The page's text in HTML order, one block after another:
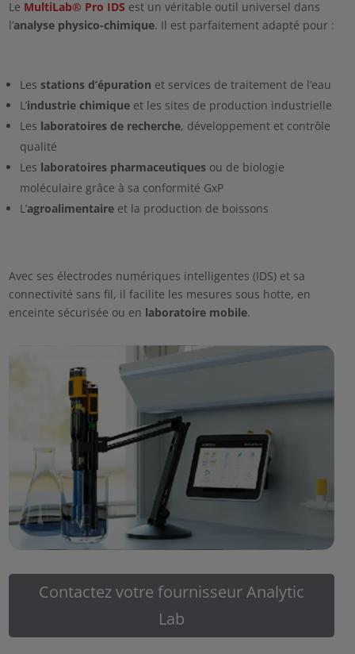
Le MultiLab® Pro IDS est un véritable outil universel dans
l’analyse physico-chimique. Il est parfaitement adapté pour :
Les stations d’épuration et services de traitement de l’eau
L’industrie chimiqueet les sites de production industrielle
Les laboratoires de recherche, développement et contrôle
qualité
Les laboratoires pharmaceutiquesou de biologie
moléculaire grâce à sa conformité GxP
L’agroalimentaireet la production de boissons
Avec ses électrodes numériques intelligentes (IDS) et sa
connectivité sans fil, il facilite les mesures sous hotte, en
enceinte sécurisée ou en laboratoire mobile.
Contactez votre fournisseur Analytic
Lab